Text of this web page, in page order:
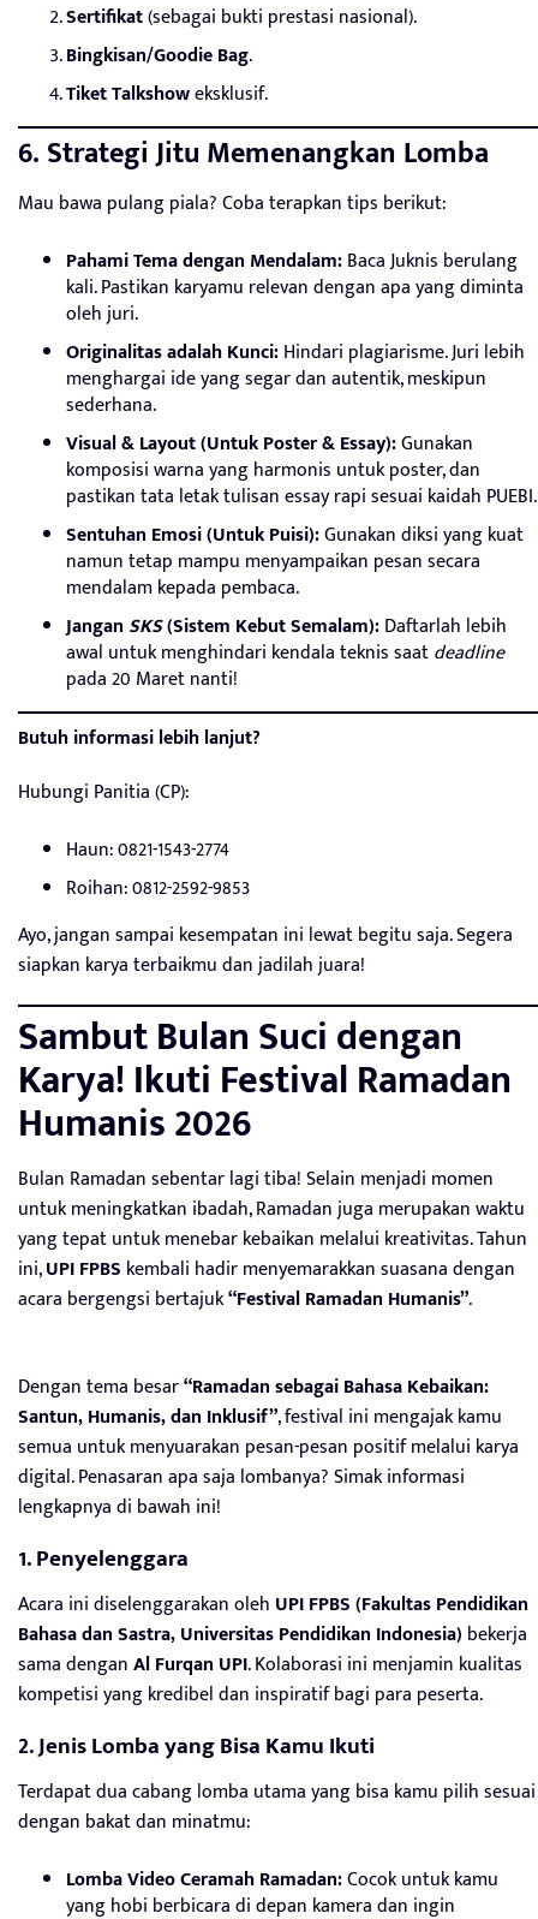
Sertifikat(sebagai bukti prestasi nasional).
Bingkisan/Goodie Bag.
Tiket Talkshoweksklusif.
6. Strategi Jitu Memenangkan Lomba
Mau bawa pulang piala? Coba terapkan tips berikut:
Pahami Tema dengan Mendalam:Baca Juknis berulang
kali. Pastikan karyamu relevan dengan apa yang diminta
oleh juri.
Originalitas adalah Kunci:Hindari plagiarisme. Juri lebih
menghargai ide yang segar dan autentik, meskipun
sederhana.
Visual & Layout (Untuk Poster & Essay):Gunakan
komposisi warna yang harmonis untuk poster, dan
pastikan tata letak tulisan essay rapi sesuai kaidah PUEBI.
Sentuhan Emosi (Untuk Puisi):Gunakan diksi yang kuat
namun tetap mampu menyampaikan pesan secara
mendalam kepada pembaca.
Jangan SKS(Sistem Kebut Semalam):Daftarlah lebih
awal untuk menghindari kendala teknis saatdeadline
pada 20 Maret nanti!
Butuh informasi lebih lanjut?
Hubungi Panitia (CP):
Haun: 0821-1543-2774
Roihan: 0812-2592-9853
Ayo, jangan sampai kesempatan ini lewat begitu saja. Segera
siapkan karya terbaikmu dan jadilah juara!
Sambut Bulan Suci dengan
Karya! Ikuti Festival Ramadan
Humanis 2026
Bulan Ramadan sebentar lagi tiba! Selain menjadi momen
untuk meningkatkan ibadah, Ramadan juga merupakan waktu
yang tepat untuk menebar kebaikan melalui kreativitas. Tahun
ini,UPI FPBS kembali hadir menyemarakkan suasana dengan
acara bergengsi bertajuk“Festival Ramadan Humanis”.
Dengan tema besar“Ramadan sebagai Bahasa Kebaikan:
Santun, Humanis, dan Inklusif”, festival ini mengajak kamu
semua untuk menyuarakan pesan-pesan positif melalui karya
digital. Penasaran apa saja lombanya? Simak informasi
lengkapnya di bawah ini!
1. Penyelenggara
Acara ini diselenggarakan oleh UPI FPBS (Fakultas Pendidikan
Bahasa dan Sastra, Universitas Pendidikan Indonesia) bekerja
sama denganAl Furqan UPI. Kolaborasi ini menjamin kualitas
kompetisi yang kredibel dan inspiratif bagi para peserta.
2. Jenis Lomba yang Bisa Kamu Ikuti
Terdapat dua cabang lomba utama yang bisa kamu pilih sesuai
dengan bakat dan minatmu:
Lomba Video Ceramah Ramadan:Cocok untuk kamu
yang hobi berbicara di depan kamera dan ingin